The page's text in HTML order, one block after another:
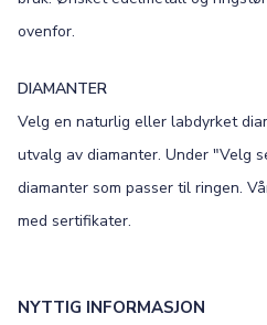
FONT
ovenfor.
DIAMANTER
Velg en naturlig eller labdyrket
utvalg av diamanter. Under "Velg
diamanter som passer til ringen.
med sertifikater.
NYTTIG INFORMASJON